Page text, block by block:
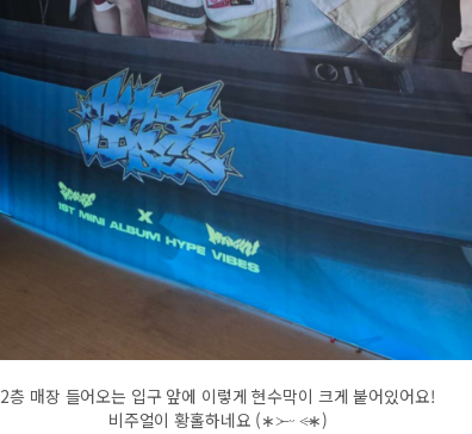
2층 매장 들어오는 입구 앞에 이렇게 현수막이 크게 붙어있어요!
비주얼이 황홀하네요 (∗˃̶ ᵕ ˂̶∗)